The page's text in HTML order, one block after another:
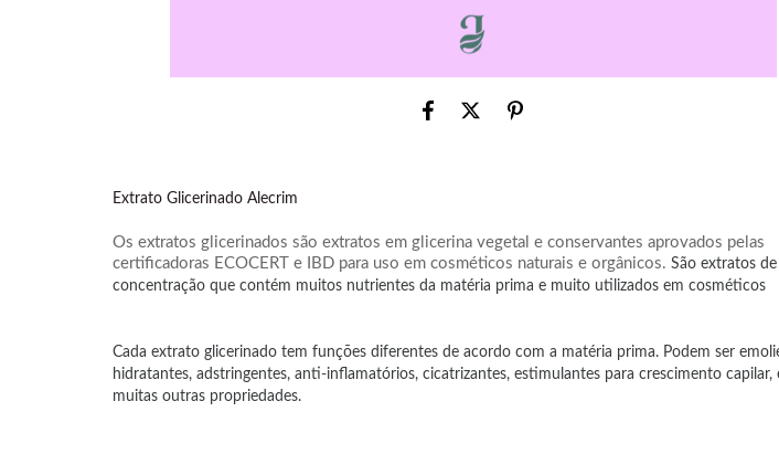
Extrato Glicerinado Alecrim
Os extratos glicerinados são extratos em glicerina vegetal e conservantes aprovados pelas
certificadoras ECOCERT e IBD para uso em cosméticos naturais e orgânicos. São extratos de
concentração que contém muitos nutrientes da matéria prima e muito utilizados em cosméticos
Cada extrato glicerinado tem funções diferentes de acordo com a matéria prima. Podem ser
hidratantes, adstringentes, anti-inflamatórios, cicatrizantes, estimulantes para crescimento capilar,
muitas outras propriedades.